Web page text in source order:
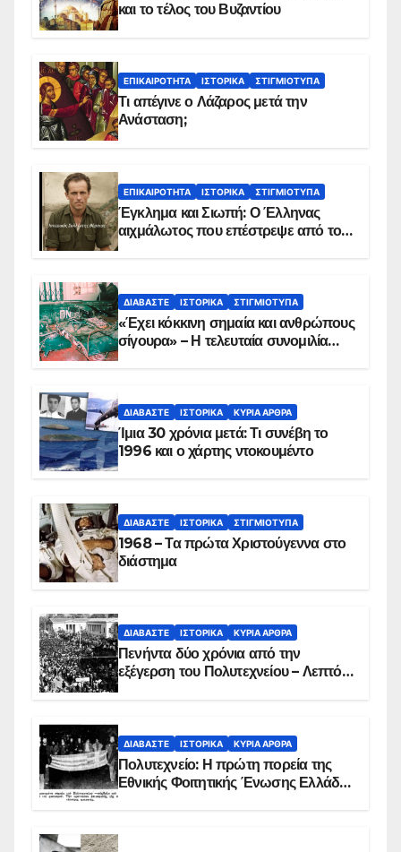
και το τέλος του Βυζαντίου
ΕΠΙΚΑΙΡΌΤΗΤΑ ΙΣΤΟΡΙΚΆ ΣΤΙΓΜΙΌΤΥΠΑ
Τι απέγινε ο Λάζαρος μετά την
Ανάσταση;
ΕΠΙΚΑΙΡΌΤΗΤΑ ΙΣΤΟΡΙΚΆ ΣΤΙΓΜΙΌΤΥΠΑ
Έγκλημα και Σιωπή: Ο Έλληνας
αιχμάλωτος που επέστρεψε από το
ΔΙΑΒΆΣΤΕ ΙΣΤΟΡΙΚΆ ΣΤΙΓΜΙΌΤΥΠΑ
«Έχει κόκκινη σημαία και ανθρώπους
σίγουρα» – Η τελευταία συνομιλία
ΔΙΑΒΆΣΤΕ ΙΣΤΟΡΙΚΆ ΚΥΡΙΑ ΑΡΘΡΑ
Ίμια 30 χρόνια μετά: Τι συνέβη το
1996 και ο χάρτης ντοκουμέντο
ΔΙΑΒΆΣΤΕ ΙΣΤΟΡΙΚΆ ΣΤΙΓΜΙΌΤΥΠΑ
1968 – Τα πρώτα Χριστούγεννα στο
διάστημα
ΔΙΑΒΆΣΤΕ ΙΣΤΟΡΙΚΆ ΚΥΡΙΑ ΑΡΘΡΑ
Πενήντα δύο χρόνια από την
εξέγερση του Πολυτεχνείου – Λεπτό
ΔΙΑΒΆΣΤΕ ΙΣΤΟΡΙΚΆ ΚΥΡΙΑ ΑΡΘΡΑ
Πολυτεχνείο: Η πρώτη πορεία της
Εθνικής Φοιτητικής Ένωσης Ελλάδος